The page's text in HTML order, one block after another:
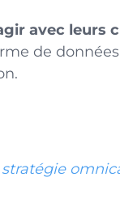
avec leurs
de